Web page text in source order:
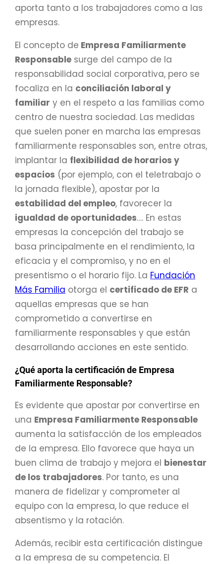
aporta tanto a los trabajadores como a las
empresas.
El concepto de Empresa Familiarmente
Responsable surge del campo de la
responsabilidad social corporativa, pero se
focaliza en la conciliación laboral y
familiar y en el respeto a las familias como
centro de nuestra sociedad. Las medidas
que suelen poner en marcha las empresas
familiarmente responsables son, entre otras,
implantar la flexibilidad de horarios y
espacios (por ejemplo, con el teletrabajo o
la jornada flexible), apostar por la
estabilidad del empleo, favorecer la
igualdad de oportunidades…. En estas
empresas la concepción del trabajo se
basa principalmente en el rendimiento, la
eficacia y el compromiso, y no en el
presentismo o el horario fijo. La Fundación
Más Familia otorga el certificado de EFR a
aquellas empresas que se han
comprometido a convertirse en
familiarmente responsables y que están
desarrollando acciones en este sentido.
¿Qué aporta la certificación de Empresa
Familiarmente Responsable?
Es evidente que apostar por convertirse en
una Empresa Familiarmente Responsable
aumenta la satisfacción de los empleados
de la empresa. Ello favorece que haya un
buen clima de trabajo y mejora el bienestar
de los trabajadores. Por tanto, es una
manera de fidelizar y comprometer al
equipo con la empresa, lo que reduce el
absentismo y la rotación.
Además, recibir esta certificación distingue
a la empresa de su competencia. El